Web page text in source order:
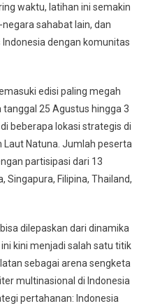
waktu, latihan ini semakin
sahabat lain, dan
dengan komunitas
edisi paling megah
25 Agustus hingga 3
beberapa lokasi strategis di
Natuna. Jumlah peserta
partisipasi dari 13
Singapura, Filipina, Thailand,
dilepaskan dari dinamika
kini menjadi salah satu titik
sebagai arena sengketa
multinasional di Indonesia
pertahanan: Indonesia